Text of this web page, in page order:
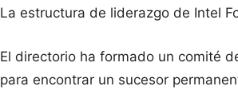
La estructura de liderazgo de Intel
El directorio ha formado un comité
para encontrar un sucesor